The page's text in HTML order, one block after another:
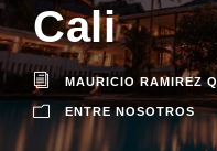
Cali
MAURICIO RAMIREZ
ENTRE NOSOTROS